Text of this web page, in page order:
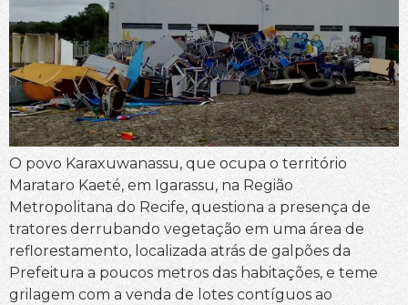
O povo Karaxuwanassu, que ocupa o território
Marataro Kaeté, em Igarassu, na Região
Metropolitana do Recife, questiona a presença de
tratores derrubando vegetação em uma área de
reflorestamento, localizada atrás de galpões da
Prefeitura a poucos metros das habitações, e teme
grilagem com a venda de lotes contíguos ao